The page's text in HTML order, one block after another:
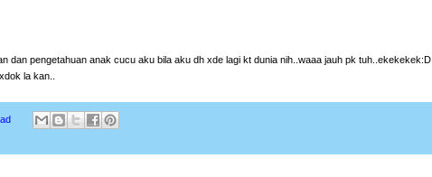
dan pengetahuan anak cucu aku bila aku dh xde lagi kt dunia nih..waaa jauh pk tuh..ekekekek:D
la kan..